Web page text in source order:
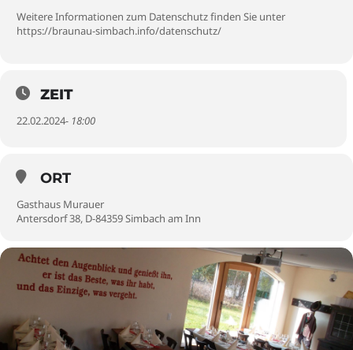
Weitere Informationen zum Datenschutz finden Sie unter
https://braunau-simbach.info/datenschutz/
ZEIT
22.02.2024- 18:00
ORT
Gasthaus Murauer
Antersdorf 38, D-84359 Simbach am Inn